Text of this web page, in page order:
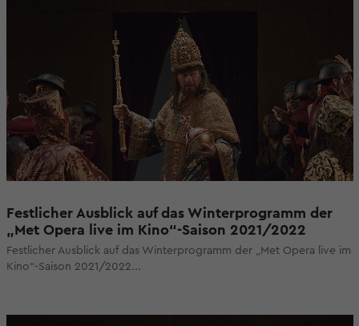
Festlicher Ausblick auf das Winterprogramm der
„Met Opera live im Kino“-Saison 2021/2022
Festlicher Ausblick auf das Winterprogramm der „Met Opera live im
Kino“-Saison 2021/2022...